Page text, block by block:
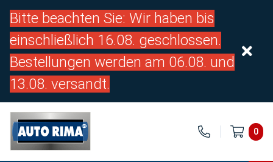
Bitte beachten Sie: Wir haben bis
einschließlich 16.08. geschlossen.
Bestellungen werden am 06.08. und
13.08. versandt.
0